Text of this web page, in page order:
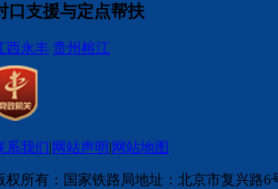
口支援与定点帮扶
西永丰 贵州榕江
系我们 网站声明 网站地图
权所有：国家铁路局地址：北京市复兴路6